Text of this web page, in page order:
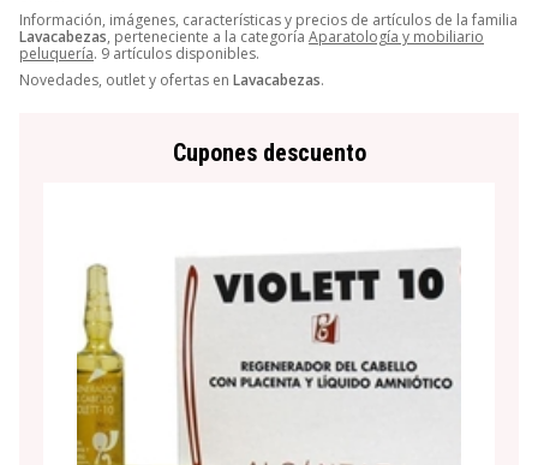
Información, imágenes, características y precios de artículos de la familia
Lavacabezas, perteneciente a la categoría Aparatología y mobiliario
peluquería. 9 artículos disponibles.
Novedades, outlet y ofertas en Lavacabezas.
Cupones descuento